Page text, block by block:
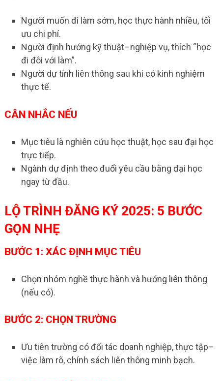
Người muốn đi làm sớm, học thực hành nhiều, tối
ưu chi phí.
Người định hướng kỹ thuật–nghiệp vụ, thích “học
đi đôi với làm”.
Người dự tính liên thông sau khi có kinh nghiệm
thực tế.
CÂN NHẮC NẾU
Mục tiêu là nghiên cứu học thuật, học sau đại học
trực tiếp.
Ngành dự định theo đuổi yêu cầu bằng đại học
ngay từ đầu.
LỘ TRÌNH ĐĂNG KÝ 2025: 5 BƯỚC
GỌN NHẸ
BƯỚC 1: XÁC ĐỊNH MỤC TIÊU
Chọn nhóm nghề thực hành và hướng liên thông
(nếu có).
BƯỚC 2: CHỌN TRƯỜNG
Ưu tiên trường có đối tác doanh nghiệp, thực tập–
việc làm rõ, chính sách liên thông minh bạch.